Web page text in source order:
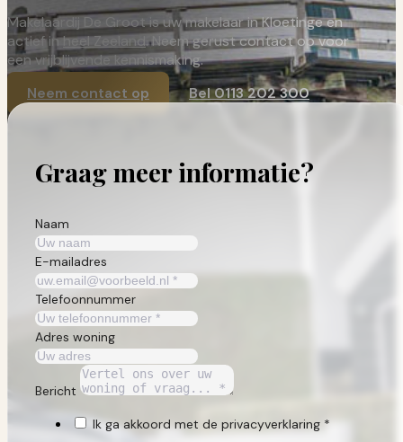
Makelaardij De Groot is uw makelaar in Kloetinge en
actief inheel Zeeland. Neem gerust contact op voor
een vrijblijvende kennismaking.
Neem contact op
Bel 0113 202 300
Graag meer informatie?
Naam
E-mailadres
Telefoonnummer
Adres woning
Bericht
Ik ga akkoord met de privacyverklaring *